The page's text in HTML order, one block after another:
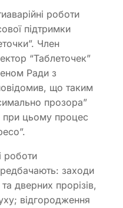
роботи
підтримки
Член
“Таблеточек”
Ради з
що таким
прозора”
при цьому процес
роботи
заходи
дверних прорізів,
відгородження